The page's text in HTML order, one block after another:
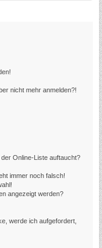
nicht mehr anmelden?!
Online-Liste auftaucht?
immer noch falsch!
angezeigt werden?
werde ich aufgefordert,